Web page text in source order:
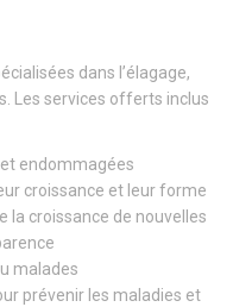
dans l’élagage,
Les services offerts inclus
endommagées
croissance et leur forme
la croissance de nouvelles
malades
prévenir les maladies et